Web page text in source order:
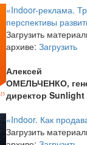
«Indoor-реклама.
перспективы
Загрузить
архиве: Загрузить
Алексей
ОМЕЛЬЧЕНКО,
директор
«Indoor. Как
Загрузить